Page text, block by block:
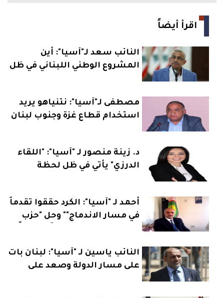
اقرأ أيضاً
النائب سعد لـ"آسيا": أين
المشروع الوطني اللبناني في ظل
مصطفى لـ"آسيا": نتنياهو يريد
استخدام قطاع غزة وجنوب لبنان
د. زينة منصور لـ "آسيا": "اللقاء
الدرزي" يأتي في ظل لحظة
أحمد لـ "آسيا": الكرد حققوا تقدماً
في مسار الاندماج"" وحل "حزب
النائب ياسين لـ "آسيا": لبنان بات
على مسار الدولة وصعد على